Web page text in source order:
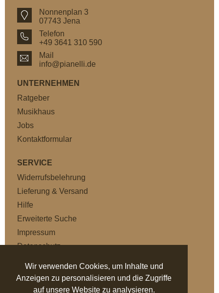
Wir verwenden Cookies, um Inhalte und
Anzeigen zu personalisieren und die Zugriffe
auf unsere Website zu analysieren.
Nonnenplan 3
07743 Jena
Telefon
+49 3641 310 590
Mail
info@pianelli.de
UNTERNEHMEN
Ratgeber
Musikhaus
Jobs
Kontaktformular
SERVICE
Widerrufsbelehrung
Lieferung & Versand
Hilfe
Erweiterte Suche
Impressum
Datenschutz
NEWSLETTER